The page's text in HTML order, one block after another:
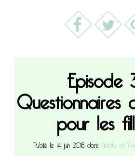
Episode
Questionnaires
pour les
Publié le 14 juin 2018 dansArlette et